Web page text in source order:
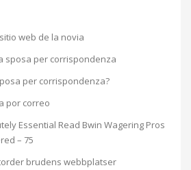
web de la novia
sposa per corrispondenza
per corrispondenza?
por correo
Essential Read Bwin Wagering Pros
– 75
brudens webbplatser